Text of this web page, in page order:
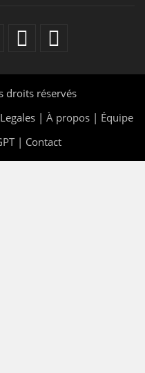
droits réservés
| À propos | Équipe
| Contact